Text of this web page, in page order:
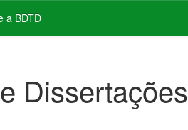
a BDTD
Dissertações